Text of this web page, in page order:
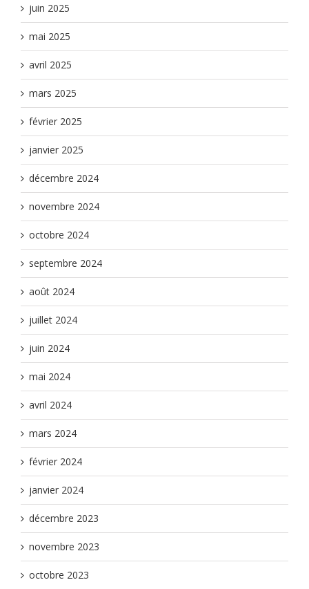
juin 2025
mai 2025
avril 2025
mars 2025
février 2025
janvier 2025
décembre 2024
novembre 2024
octobre 2024
septembre 2024
août 2024
juillet 2024
juin 2024
mai 2024
avril 2024
mars 2024
février 2024
janvier 2024
décembre 2023
novembre 2023
octobre 2023